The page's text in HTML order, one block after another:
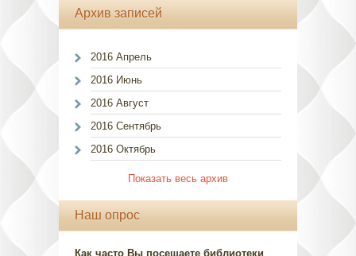
Архив записей
2016 Апрель
2016 Июнь
2016 Август
2016 Сентябрь
2016 Октябрь
Показать весь архив
Наш опрос
Как часто Вы посещаете библиотеки